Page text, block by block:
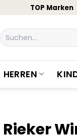
TOP Marken
Suchen
nach:
HERREN
Rieker